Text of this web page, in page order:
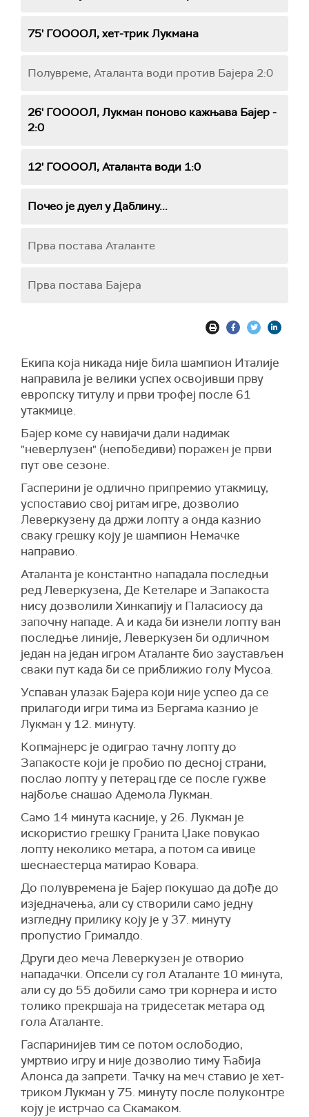
75' ГООООЛ, хет-трик Лукмана
Полувреме, Аталанта води против Бајера 2:0
26' ГООООЛ, Лукман поново кажњава Бајер -
2:0
12' ГООООЛ, Аталанта води 1:0
Почео је дуел у Даблину...
Прва постава Аталанте
Прва постава Бајера
Екипа која никада није била шампион Италије
направила је велики успех освојивши прву
европску титулу и први трофеј после 61
утакмице.
Бајер коме су навијачи дали надимак
"неверлузен" (непобедиви) поражен је први
пут ове сезоне.
Гасперини је одлично припремио утакмицу,
успоставио свој ритам игре, дозволио
Леверкузену да држи лопту а онда казнио
сваку грешку коју је шампион Немачке
направио.
Аталанта је константно нападала последњи
ред Леверкузена, Де Кетеларе и Запакоста
нису дозволили Хинкапију и Паласиосу да
започну нападе. А и када би изнели лопту ван
последње линије, Леверкузен би одличном
један на један игром Аталанте био заустављен
сваки пут када би се приближио голу Мусоа.
Успаван улазак Бајера који није успео да се
прилагоди игри тима из Бергама казнио је
Лукман у 12. минуту.
Копмајнерс је одиграо тачну лопту до
Запакосте који је пробио по десној страни,
послао лопту у петерац где се после гужве
најбоље снашао Адемола Лукман.
Само 14 минута касније, у 26. Лукман је
искористио грешку Гранита Џаке повукао
лопту неколико метара, а потом са ивице
шеснаестерца матирао Ковара.
До полувремена је Бајер покушао да дође до
изједначења, али су створили само једну
изгледну прилику коју је у 37. минуту
пропустио Грималдо.
Други део меча Леверкузен је отворио
нападачки. Опсели су гол Аталанте 10 минута,
али су до 55 добили само три корнера и исто
толико прекршаја на тридесетак метара од
гола Аталанте.
Гаспаринијев тим се потом ослободио,
умртвио игру и није дозволио тиму Ћабија
Алонса да запрети. Тачку на меч ставио је хет-
триком Лукман у 75. минуту после полуконтре
коју је истрчао са Скамаком.